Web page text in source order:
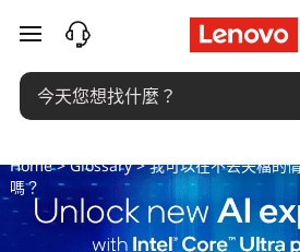
我
可
以
在
不
跳至主要內容
Home>Glossary> 我可以在不丟失檔的
嗎？